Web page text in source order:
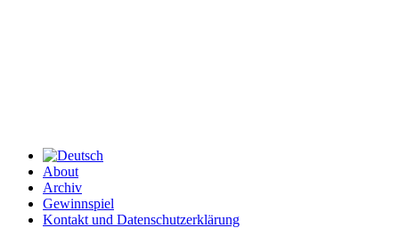
About
Archiv
Gewinnspiel
Kontakt und Datenschutzerklärung